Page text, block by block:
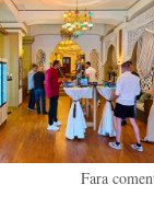
Fara